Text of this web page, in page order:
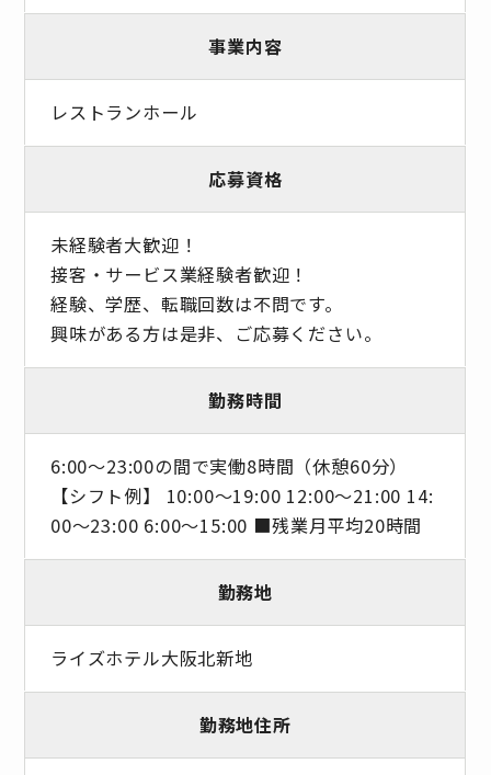
事業内容
レストランホール
応募資格
未経験者大歓迎！
接客・サービス業経験者歓迎！
経験、学歴、転職回数は不問です。
興味がある方は是非、ご応募ください。
勤務時間
6:00～23:00の間で実働8時間（休憩60分）
【シフト例】 10:00～19:00 12:00～21:00 14:
00～23:00 6:00～15:00 ■残業月平均20時間
勤務地
ライズホテル大阪北新地
勤務地住所